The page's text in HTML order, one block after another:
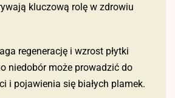
kluczową rolę w zdrowiu
regenerację i wzrost płytki
niedobór może prowadzić do
i pojawienia się białych plamek.